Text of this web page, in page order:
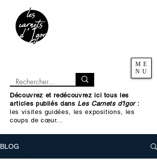
ME
NU
Découvrez et redécouvrez ici tous les
articles publiés dans Les Carnets d'Igor :
les visites guidées, les expositions, les
coups de cœur...
BLOG